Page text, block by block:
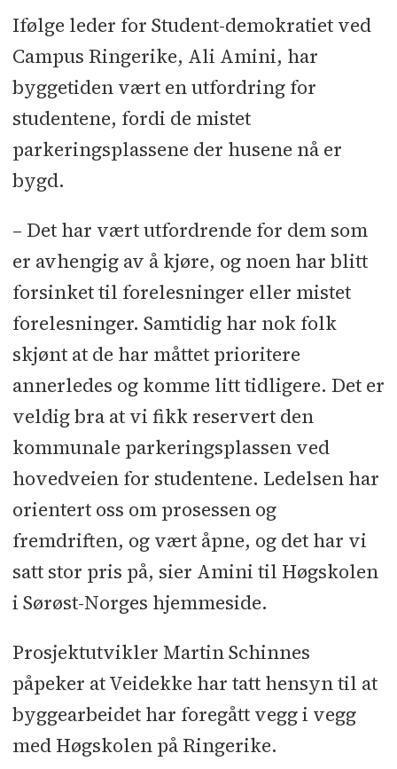
Ifølge leder for Student-demokratiet ved
Campus Ringerike, Ali Amini, har
byggetiden vært en utfordring for
studentene, fordi de mistet
parkeringsplassene der husene nå er
bygd.
– Det har vært utfordrende for dem som
er avhengig av å kjøre, og noen har blitt
forsinket til forelesninger eller mistet
forelesninger. Samtidig har nok folk
skjønt at de har måttet prioritere
annerledes og komme litt tidligere. Det er
veldig bra at vi fikk reservert den
kommunale parkeringsplassen ved
hovedveien for studentene. Ledelsen har
orientert oss om prosessen og
fremdriften, og vært åpne, og det har vi
satt stor pris på, sier Amini til Høgskolen
i Sørøst-Norges hjemmeside.
Prosjektutvikler Martin Schinnes
påpeker at Veidekke har tatt hensyn til at
byggearbeidet har foregått vegg i vegg
med Høgskolen på Ringerike.